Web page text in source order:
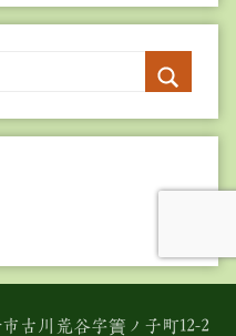
古川荒谷字簀ノ子町12-2